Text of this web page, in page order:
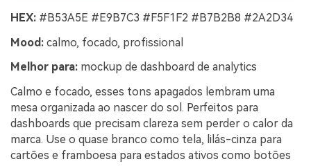
HEX: #B53A5E #E9B7C3 #F5F1F2 #B7B2B8 #2A2D34
Mood: calmo, focado, profissional
Melhor para: mockup de dashboard de analytics
Calmo e focado, esses tons apagados lembram uma
mesa organizada ao nascer do sol. Perfeitos para
dashboards que precisam clareza sem perder o calor da
marca. Use o quase branco como tela, lilás-cinza para
cartões e framboesa para estados ativos como botões